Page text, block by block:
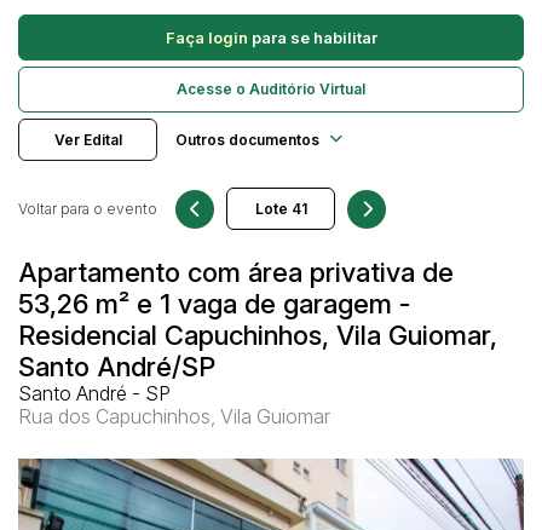
Motos
Pá Carregadeira
Utilitário & furgão
Faça login para se habilitar
Acesse o Auditório Virtual
Ver Edital Outros documentos
Apartamento com área privativa de
53,26 m² e 1 vaga de garagem -
Residencial Capuchinhos, Vila Guiomar,
Santo André/SP
Santo André - SP
Rua dos Capuchinhos, Vila Guiomar
Voltar para o evento